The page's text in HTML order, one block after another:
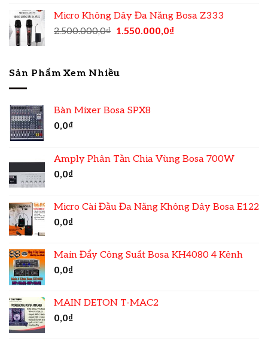
Micro Không Dây Đa Năng Bosa Z333
2.500.000,0₫ 1.550.000,0₫
Sản Phẩm Xem Nhiều
Bàn Mixer Bosa SPX8
0,0₫
Amply Phân Tần Chia Vùng Bosa 700W
0,0₫
Micro Cài Đầu Đa Năng Không Dây Bosa E122
0,0₫
Main Đẩy Công Suất Bosa KH4080 4 Kênh
0,0₫
MAIN DETON T-MAC2
0,0₫